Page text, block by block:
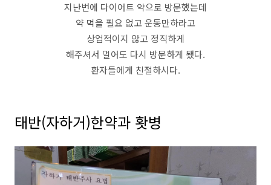
지난번에 다이어트 약으로 방문했는데
약 먹을 필요 없고 운동만하라고
상업적이지 않고 정직하게
해주셔서 멀어도 다시 방문하게 됐다.
환자들에게 친절하시다.
태반(자하거)한약과 홧병